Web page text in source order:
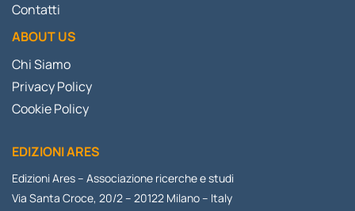
Contatti
ABOUT US
Chi Siamo
Privacy Policy
Cookie Policy
EDIZIONI ARES
Edizioni Ares – Associazione ricerche e studi
Via Santa Croce, 20/2 – 20122 Milano – Italy